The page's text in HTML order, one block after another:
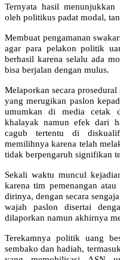
Ternyata hasil
oleh politikus padat modal,
Membuat pengamanan
agar para pelakon politik
berhasil karena selalu ada
bisa berjalan dengan mulus.
Melaporkan secara
yang merugikan paslon
umumkan di media cetak
khalayak namun efek dari
cagub tertentu di
memilihnya karena telah
tidak berpengaruh signifikan
Sekali waktu muncul
karena tim pemenangan
dirinya, dengan secara
wajah paslon disertai
dilaporkan namun akhirnya
Terekamnya politik uang
sembako dan hadiah,